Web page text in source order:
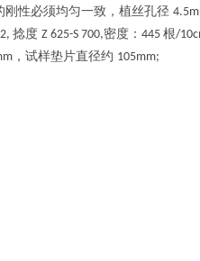
刚性必须均匀一致，植丝孔径
捻度 Z 625-S 700,密度： 445 根/
，试样垫片直径约 105mm;